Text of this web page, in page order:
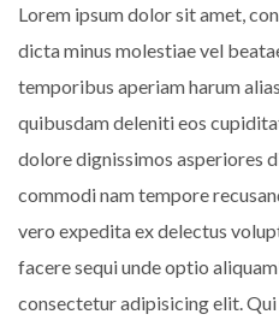
Lorem ipsum dolor sit amet,
dicta minus molestiae vel
temporibus aperiam harum
quibusdam deleniti eos
dolore dignissimos asperiores
commodi nam tempore
vero expedita ex delectus
facere sequi unde optio
consectetur adipisicing elit.